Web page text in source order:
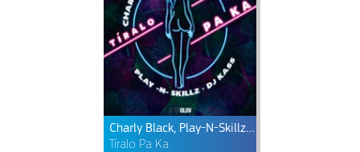
Charly Black, Play-N-Skillz & DJ Kass
Tíralo Pa Ka